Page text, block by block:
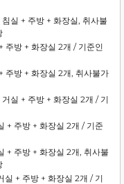
실 + 주방 + 화장실, 취사불
주방 + 화장실 2개 /기준인
주방 + 화장실 2개, 취사불가
실 + 주방 + 화장실 2개 /기
+ 주방 + 화장실 2개 /기준
+ 주방 + 화장실 2개, 취사불
실 + 주방 + 화장실 2개 /기